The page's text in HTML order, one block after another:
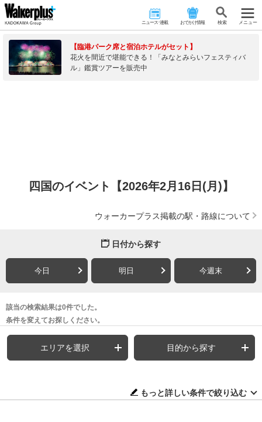
ニュース･連載 おでかけ情報 検 索 メニュー
【臨港パーク席と宿泊ホテルがセット】
花火を間近で堪能できる！「みなとみらいフェスティバ
ル」鑑賞ツアーを販売中
四国のイベント【2026年2月16日(月)】
ウォーカープラス掲載の駅・路線について
日付から探す
今日 明日 今週末
該当の検索結果は0件でした。
条件を変えてお探しください。
エリアを選択 目的から探す
もっと詳しい条件で絞り込む